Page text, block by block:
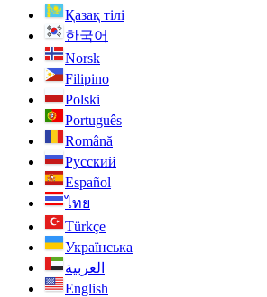
Қазақ тілі
한국어
Norsk
Filipino
Polski
Português
Română
Русский
Español
ไทย
Türkçe
Українська
العربية
English